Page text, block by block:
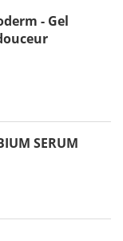
- Gel
SERUM